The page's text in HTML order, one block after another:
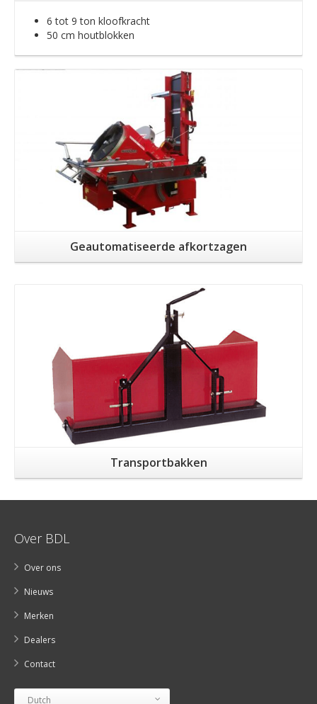
6 tot 9 ton kloofkracht
50 cm houtblokken
Meer info
Geautomatiseerde afkortzagen
Meer info
Transportbakken
Over BDL
Over ons
Nieuws
Merken
Dealers
Contact
Dutch